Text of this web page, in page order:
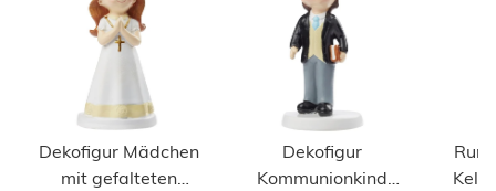
Dekofigur Mädchen
mit gefalteten
Dekofigur
Kommunionkind